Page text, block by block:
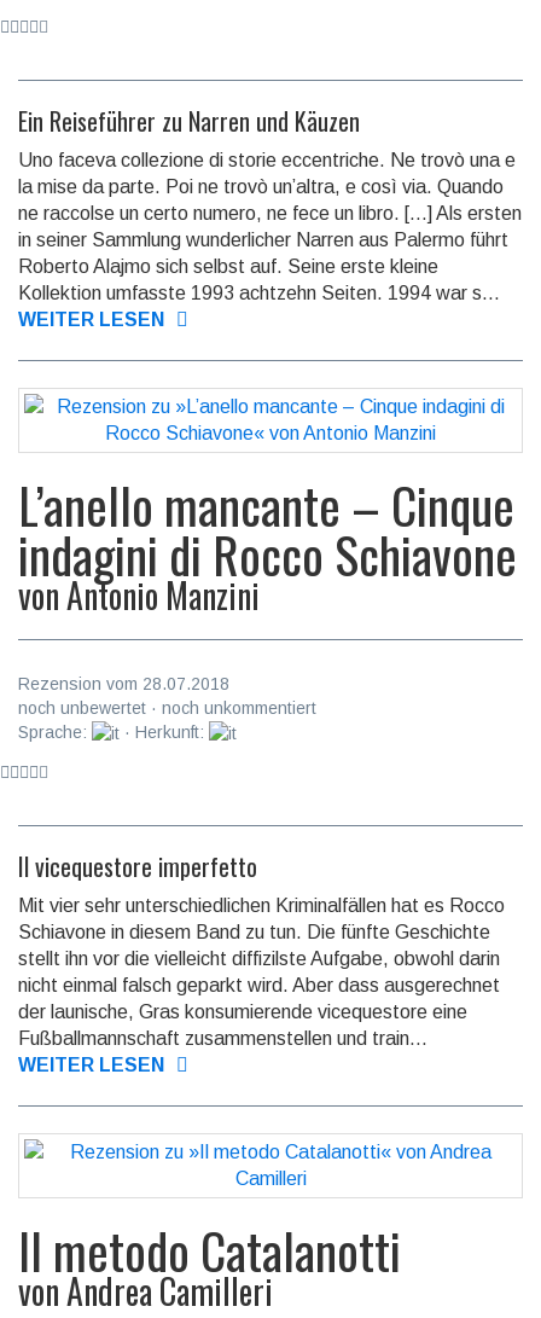
Ein Reiseführer zu Narren und Käuzen
Uno faceva collezione di storie eccentriche. Ne trovò una e
la mise da parte. Poi ne trovò un’altra, e così via. Quando
ne raccolse un certo numero, ne fece un libro. […] Als ersten
in seiner Sammlung wunderlicher Narren aus Palermo führt
Roberto Alajmo sich selbst auf. Seine erste kleine
Kollektion umfasste 1993 achtzehn Seiten. 1994 war s...
WEITER LESEN
L’anello mancante – Cinque
indagini di Rocco Schiavone
vonAntonio Manzini
Rezension vom 28.07.2018
noch unbewertet · noch unkommentiert
Sprache:
· Herkunft:
Il vicequestore imperfetto
Mit vier sehr unterschiedlichen Kriminalfällen hat es Rocco
Schiavone in diesem Band zu tun. Die fünfte Geschichte
stellt ihn vor die viel­leicht diffizilste Aufgabe, obwohl darin
nicht einmal falsch geparkt wird. Aber dass ausge­rechnet
der launi­sche, Gras konsumie­rende viceques­tore eine
Fußball­mann­schaft zusammen­stellen und train...
WEITER LESEN
Il metodo Catalanotti
vonAndrea Camilleri